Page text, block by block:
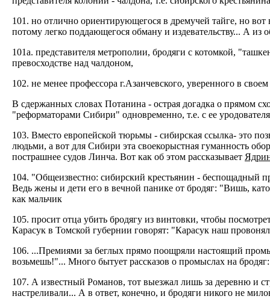
101. но отлично ориентирующегося в дремучей тайге, но вот
потому легко поддающегося обману и издевательству... А из
101а. представителя метрополии, бродяги с котомкой,
превосходстве над чалдоном,
102. не менее профессора г.Азанчевского, уверенного в
В сдержанных словах Потанина - острая догадка о прямом
"реформаторами Сибири" одновременно, т.е. с ее
103. Вместо европейской тюрьмы - сибирская ссылка- это
людьми, а вот для Сибири эта своекорыстная гуманность
пострашнее судов Линча. Вот как об этом рассказывает
104. "Общеизвестно: сибирский крестьянин - беспощадный
Ведь жены и дети его в вечной панике от бродяг: "Вишь,
как мальчик
105. просит отца убить бродягу из винтовки, чтобы
Карасук в Томской губернии говорят: "Карасук наш
106. ...Премиями за беглых прямо поощряли настоящий
возьмешь!"... Много бытует рассказов о промыслах на
107. А известный Романов, тот выезжал лишь за деревню и
настреливали... А в ответ, конечно, и бродяги никого не